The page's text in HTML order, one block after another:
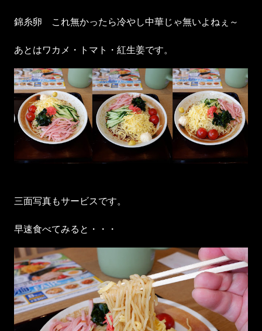
錦糸卵 これ無かったら冷やし中華じゃ無いよねぇ～
あとはワカメ・トマト・紅生姜です。
三面写真もサービスです。
早速食べてみると・・・